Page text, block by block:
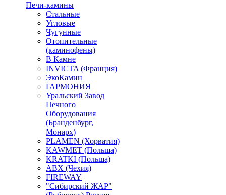
Печи-камины
Стальные
Угловые
Чугунные
Отопительные
(каминофены)
В Камне
INVICTA (Франция)
ЭкоКамин
ГАРМОНИЯ
Уральский Завод
Печного
Оборудования
(Бранденбург,
Монарх)
PLAMEN (Хорватия)
KAWMET (Польша)
KRATKI (Польша)
ABX (Чехия)
FIREWAY
"Сибирский ЖАР"